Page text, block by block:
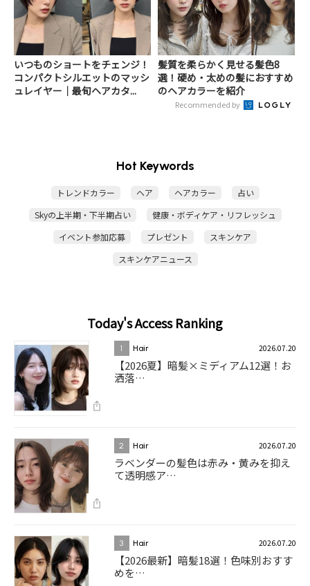
いつものショートをチェンジ！
コンパクトシルエットのマッシ
ュレイヤー｜最旬ヘアカタ...
髪質を柔らかく見せる髪色8
選！硬め・太めの髪におすすめ
のヘアカラーを紹介
Recommended by
Hot Keywords
トレンドカラー ヘア ヘアカラー
占い
Skyの上半期・下半期占い
健康・ボディケア・リフレッシュ
イベント参加応募
プレゼント
スキンケア
スキンケアニュース
Today's Access Ranking
1 Hair 2026.07.20
【2026夏】暗髪×ミディアム12選！お
洒落…
2 Hair 2026.07.20
ラベンダーの髪色は赤み・黄みを抑え
て透明感ア…
3 Hair 2026.07.20
【2026最新】暗髪18選！色味別おすす
めを…